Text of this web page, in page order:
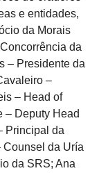
e entidades,
da Morais
da
– Presidente da
–
– Head of
– Deputy Head
Principal da
Counsel da Uría
da SRS; Ana